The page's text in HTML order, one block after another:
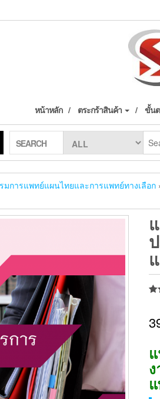
หน้าหลัก ตระกร้าสินค้า ขั้น
SEARCH
มการแพทย์แผนไทยและการแพทย์ทางเลือก
ค
บ